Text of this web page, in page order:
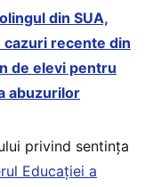
din SUA,
recente din
de elevi pentru
abuzurilor
privind sentința
Educației a